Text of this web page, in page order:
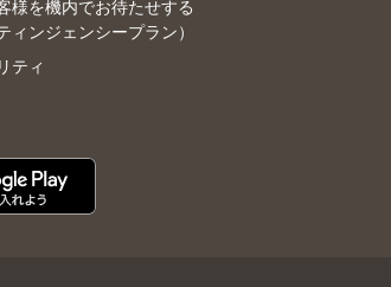
様を機内でお待たせする
ィンジェンシープラン）
ティ